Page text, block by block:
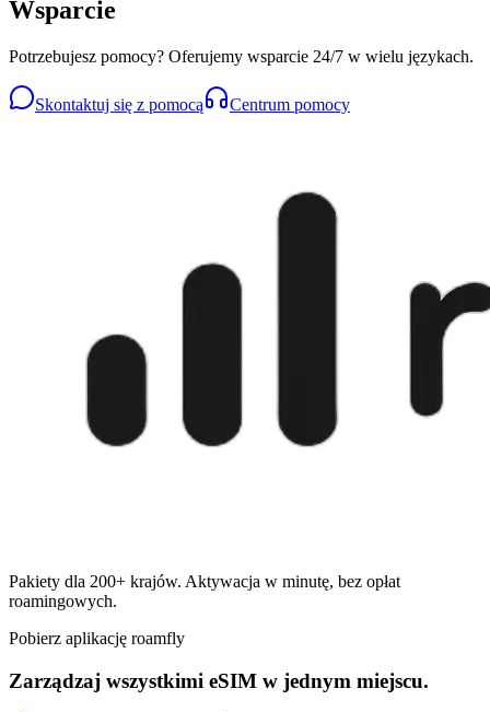
Wsparcie
Potrzebujesz pomocy? Oferujemy wsparcie 24/7 w wielu językach.
Skontaktuj się z pomocą Centrum pomocy
Pakiety dla 200+ krajów. Aktywacja w minutę, bez opłat
roamingowych.
Pobierz aplikację roamfly
Zarządzaj wszystkimi eSIM w jednym miejscu.